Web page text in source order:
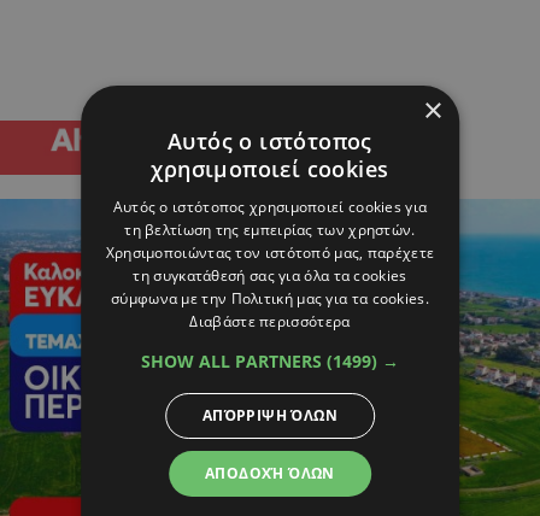
×
Αυτός ο ιστότοπος
χρησιμοποιεί cookies
Αυτός ο ιστότοπος χρησιμοποιεί cookies για
τη βελτίωση της εμπειρίας των χρηστών.
Χρησιμοποιώντας τον ιστότοπό μας, παρέχετε
τη συγκατάθεσή σας για όλα τα cookies
σύμφωνα με την Πολιτική μας για τα cookies.
Διαβάστε περισσότερα
SHOW ALL PARTNERS (1499) →
ΑΠΟΔΟΧΉ ΌΛΩΝ
ΑΠΌΡΡΙΨΗ ΌΛΩΝ